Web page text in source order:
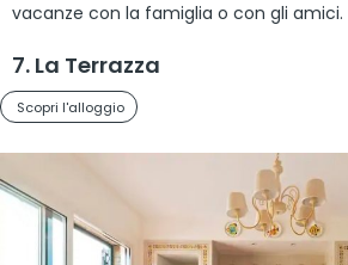
vacanze con la famiglia o con gli amici.
7. La Terrazza
Scopri l'alloggio